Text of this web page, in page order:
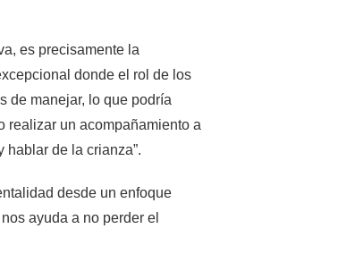
es precisamente la
donde el rol de los
de manejar, lo que podría
realizar un acompañamiento a
de la crianza”.
desde un enfoque
ayuda a no perder el